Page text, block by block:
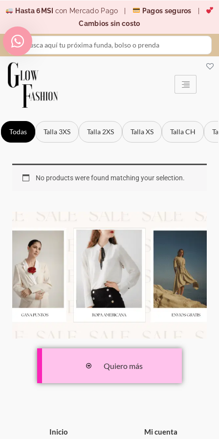
contenido
Hasta 6MSI con Mercado Pago | Pagos seguros
Cambios sin costo
Search
...
Todas Talla 3XS Talla 2XS Talla XS Talla CH
No products were found matching your selection.
Quiero más
Inicio Mi cuenta